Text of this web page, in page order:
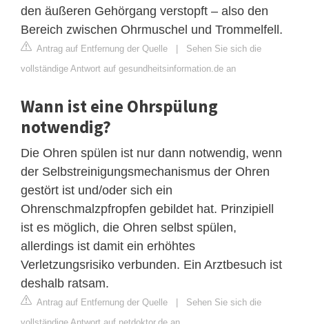
den äußeren Gehörgang verstopft – also den
Bereich zwischen Ohrmuschel und Trommelfell.
Antrag auf Entfernung der Quelle | Sehen Sie sich die
vollständige Antwort auf gesundheitsinformation.de an
Wann ist eine Ohrspülung
notwendig?
Die Ohren spülen ist nur dann notwendig, wenn
der Selbstreinigungsmechanismus der Ohren
gestört ist und/oder sich ein
Ohrenschmalzpfropfen gebildet hat. Prinzipiell
ist es möglich, die Ohren selbst spülen,
allerdings ist damit ein erhöhtes
Verletzungsrisiko verbunden. Ein Arztbesuch ist
deshalb ratsam.
Antrag auf Entfernung der Quelle | Sehen Sie sich die